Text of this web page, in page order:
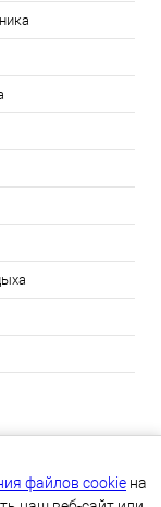
файлов cookie на